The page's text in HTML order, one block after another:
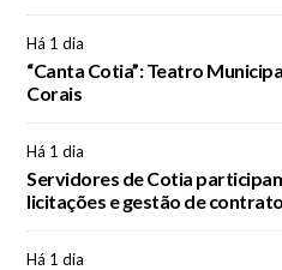
Há 1 dia
“Canta Cotia”: Teatro
Corais
Há 1 dia
Servidores de Cotia
licitações e gestão de
Há 1 dia